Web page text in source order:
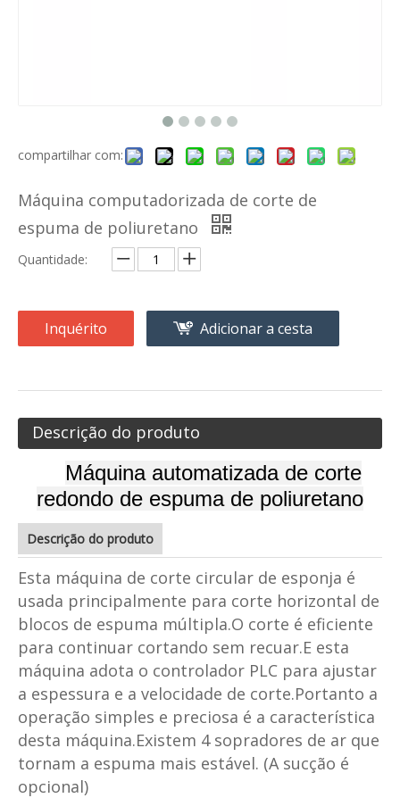
compartilhar com:
Máquina computadorizada de corte de
espuma de poliuretano
Quantidade:
Inquérito Adicionar a cesta
Descrição do produto
Máquina automatizada de corte
redondo de espuma de poliuretano
Descrição do produto
Esta máquina de corte circular de esponja é
usada principalmente para corte horizontal de
blocos de espuma múltipla.O corte é eficiente
para continuar cortando sem recuar.E esta
máquina adota o controlador PLC para ajustar
a espessura e a velocidade de corte.Portanto a
operação simples e preciosa é a característica
desta máquina.Existem 4 sopradores de ar que
tornam a espuma mais estável. (A sucção é
opcional)